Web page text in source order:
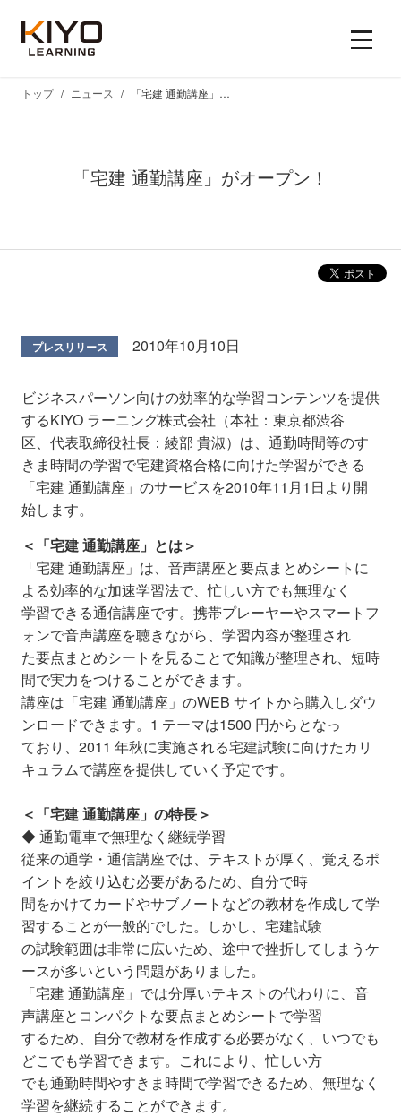
「宅建 通勤講座」がオープン！
トップ ニュース 「宅建 通勤講座」がオープン！
プレスリリース 2010年10月10日
ビジネスパーソン向けの効率的な学習コンテンツを提供
するKIYO ラーニング株式会社（本社：東京都渋谷
区、代表取締役社長：綾部 貴淑）は、通勤時間等のす
きま時間の学習で宅建資格合格に向けた学習ができる
「宅建 通勤講座」のサービスを2010年11月1日より開
始します。
＜「宅建 通勤講座」とは＞
「宅建 通勤講座」は、音声講座と要点まとめシートに
よる効率的な加速学習法で、忙しい方でも無理なく
学習できる通信講座です。携帯プレーヤーやスマートフ
ォンで音声講座を聴きながら、学習内容が整理され
た要点まとめシートを見ることで知識が整理され、短時
間で実力をつけることができます。
講座は「宅建 通勤講座」のWEB サイトから購入しダウ
ンロードできます。1 テーマは1500 円からとなっ
ており、2011 年秋に実施される宅建試験に向けたカリ
キュラムで講座を提供していく予定です。
＜「宅建 通勤講座」の特長＞
◆ 通勤電車で無理なく継続学習
従来の通学・通信講座では、テキストが厚く、覚えるポ
イントを絞り込む必要があるため、自分で時
間をかけてカードやサブノートなどの教材を作成して学
習することが一般的でした。しかし、宅建試験
の試験範囲は非常に広いため、途中で挫折してしまうケ
ースが多いという問題がありました。
「宅建 通勤講座」では分厚いテキストの代わりに、音
声講座とコンパクトな要点まとめシートで学習
するため、自分で教材を作成する必要がなく、いつでも
どこでも学習できます。これにより、忙しい方
でも通勤時間やすきま時間で学習できるため、無理なく
学習を継続することができます。